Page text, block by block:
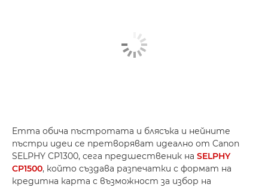
Emma обича пъстротата и блясъка и нейните
пъстри идеи се претворяват идеално от Canon
SELPHY CP1300, сега предшественик на SELPHY
CP1500, който създава разпечатки с формат на
кредитна карта с възможност за избор на